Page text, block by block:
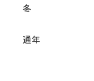
冬
通年